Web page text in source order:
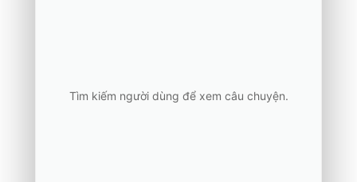
Tìm kiếm người dùng để xem câu chuyện.